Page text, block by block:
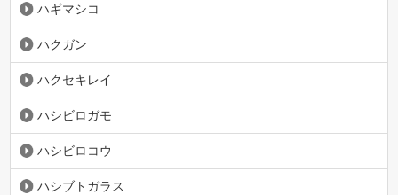
ハギマシコ
ハクガン
ハクセキレイ
ハシビロガモ
ハシビロコウ
ハシブトガラス